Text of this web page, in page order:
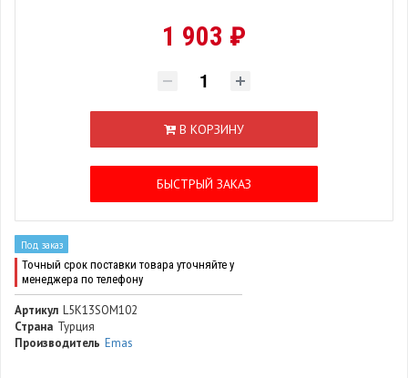
1 903 ₽
В КОРЗИНУ
БЫСТРЫЙ ЗАКАЗ
Под заказ
Точный срок поставки товара уточняйте у
менеджера по телефону
Артикул L5K13SOM102
Страна Турция
Производитель Emas